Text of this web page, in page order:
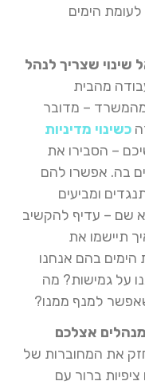
הימים
שינוי שצריך לנהל
מהבית
מהמשרד – מדובר
כשינוי מדיניות
– הסבירו את
בה. אפשרו להם
ומביעים
שם – עדיף להקשיב
תיישמו את
בהם אנחנו
על גמישות? מה
שאפשר למנף ממנו?
אצלכם
את המחוברות של
ציפיות ברור עם